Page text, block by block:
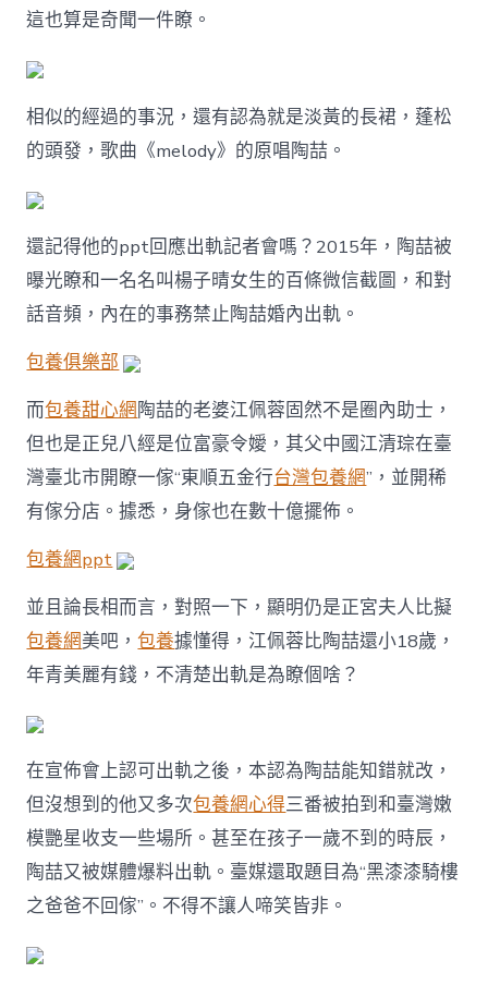
這也算是奇聞一件瞭。
相似的經過的事況，還有認為就是淡黃的長裙，蓬松
的頭發，歌曲《melody》的原唱陶喆。
還記得他的ppt回應出軌記者會嗎？2015年，陶喆被
曝光瞭和一名名叫楊子晴女生的百條微信截圖，和對
話音頻，內在的事務禁止陶喆婚內出軌。
包養俱樂部
而包養甜心網陶喆的老婆江佩蓉固然不是圈內助士，
但也是正兒八經是位富豪令嬡，其父中國江清琮在臺
灣臺北市開瞭一傢“東順五金行台灣包養網”，並開稀
有傢分店。據悉，身傢也在數十億擺佈。
包養網ppt
並且論長相而言，對照一下，顯明仍是正宮夫人比擬
包養網美吧，包養據懂得，江佩蓉比陶喆還小18歲，
年青美麗有錢，不清楚出軌是為瞭個啥？
在宣佈會上認可出軌之後，本認為陶喆能知錯就改，
但沒想到的他又多次包養網心得三番被拍到和臺灣嫩
模艷星收支一些場所。甚至在孩子一歲不到的時辰，
陶喆又被媒體爆料出軌。臺媒還取題目為“黑漆漆騎樓
之爸爸不回傢”。不得不讓人啼笑皆非。